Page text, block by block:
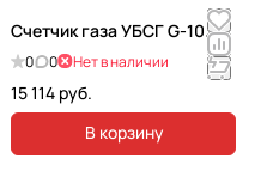
Счетчик газа УБСГ G-10.
0 0 Нет в наличии
15 114 руб.
В корзину